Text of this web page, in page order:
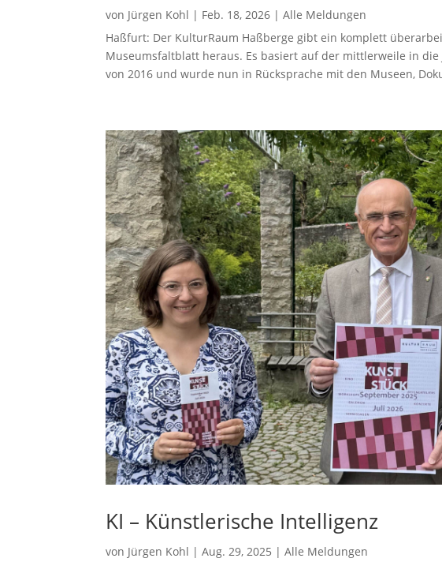
von Jürgen Kohl | Feb. 18, 2026 |Alle Meldungen
Haßfurt: Der KulturRaum Haßberge gibt ein komplett
Museumsfaltblatt heraus. Es basiert auf der mittlerweile in die
von 2016 und wurde nun in Rücksprache mit den Museen,
KI – Künstlerische Intelligenz
von Jürgen Kohl |Aug. 29, 2025 |Alle Meldungen